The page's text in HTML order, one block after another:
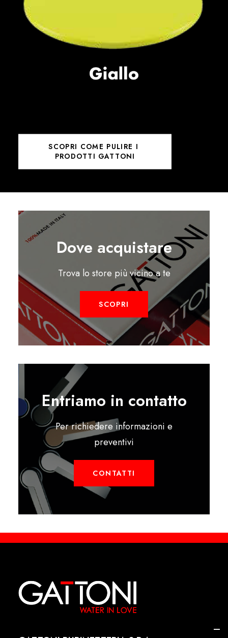
SCOPRI COME PULIRE I
PRODOTTI GATTONI
Dove acquistare
Trova lo store più vicino a te
SCOPRI
Entriamo in contatto
Per richiedere informazioni e
preventivi
CONTATTI